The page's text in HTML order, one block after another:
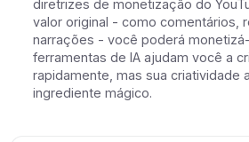
diretrizes de monetização do
valor original - como comentários,
narrações - você poderá
ferramentas de IA ajudam você a
rapidamente, mas sua criatividade
ingrediente mágico.